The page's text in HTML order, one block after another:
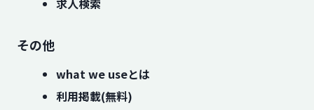
求人検索
その他
what we useとは
利用掲載(無料)